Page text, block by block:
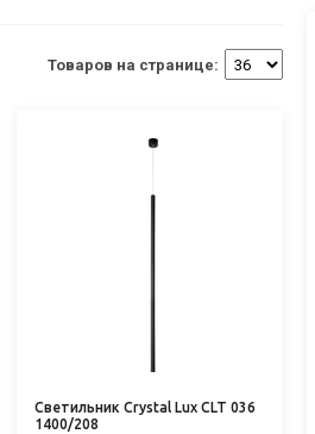
Товаров на странице:
Светильник Crystal Lux CLT 036
1400/208